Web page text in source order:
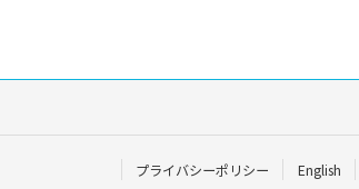
プライバシーポリシー English